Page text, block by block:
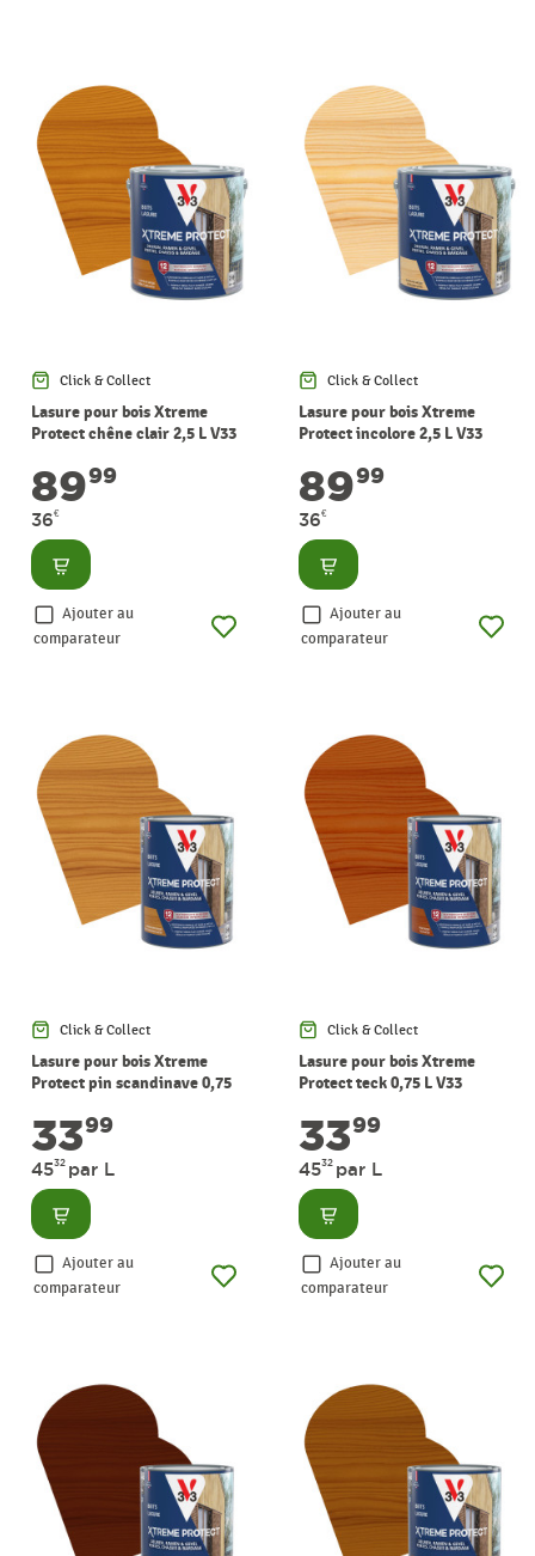
Click & Collect
Lasure pour bois Xtreme
Protect chêne clair 2,5 L V33
8999
36€
Consulter
Ajouter au
comparateur
Click & Collect
Lasure pour bois Xtreme
Protect incolore 2,5 L V33
8999
36€
Consulter
Ajouter au
comparateur
Click & Collect
Lasure pour bois Xtreme
Protect pin scandinave 0,75
3399
4532 par L
Consulter
Ajouter au
comparateur
Click & Collect
Lasure pour bois Xtreme
Protect teck 0,75 L V33
3399
4532 par L
Consulter
Ajouter au
comparateur